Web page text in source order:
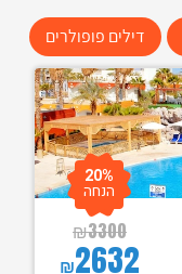
דילים פופולרים
₪3300
₪2632
20%
הנחה